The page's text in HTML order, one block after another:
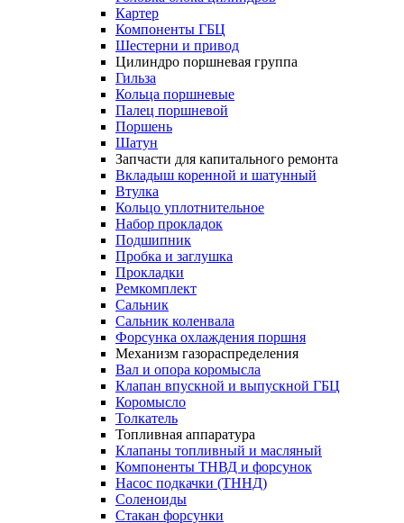
Картер
Компоненты ГБЦ
Шестерни и привод
Цилиндро поршневая группа
Гильза
Кольца поршневые
Палец поршневой
Поршень
Шатун
Запчасти для капитального ремонта
Вкладыш коренной и шатунный
Втулка
Кольцо уплотнительное
Набор прокладок
Подшипник
Пробка и заглушка
Прокладки
Ремкомплект
Сальник
Сальник коленвала
Форсунка охлаждения поршня
Механизм газораспределения
Вал и опора коромысла
Клапан впускной и выпускной ГБЦ
Коромысло
Толкатель
Топливная аппаратура
Клапаны топливный и масляный
Компоненты ТНВД и форсунок
Насос подкачки (ТННД)
Соленоиды
Стакан форсунки